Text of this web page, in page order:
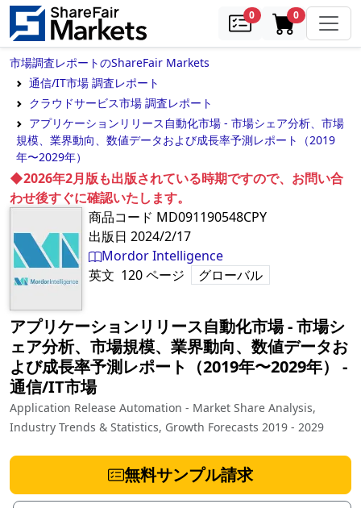
0samples0in cart
市場調査レポートのShareFair Markets
通信/IT市場 調査レポート
クラウドサービス市場 調査レポート
アプリケーションリリース自動化市場 - 市場シェア分析、市場
規模、業界動向、数値データおよび成長率予測レポート（2019
年〜2029年）
◆2026年2月版も出版されている時期ですので、お問い合
わせ後すぐに確認いたします。
商品コード MD091190548CPY
出版日 2024/2/17
Mordor Intelligence
英文 120ページ グローバル
アプリケーションリリース自動化市場 - 市場シ
ェア分析、市場規模、業界動向、数値データお
よび成長率予測レポート（2019年〜2029年）
‐
通信/IT市場
Application Release Automation - Market Share Analysis,
Industry Trends & Statistics, Growth Forecasts 2019 - 2029
無料サンプル請求